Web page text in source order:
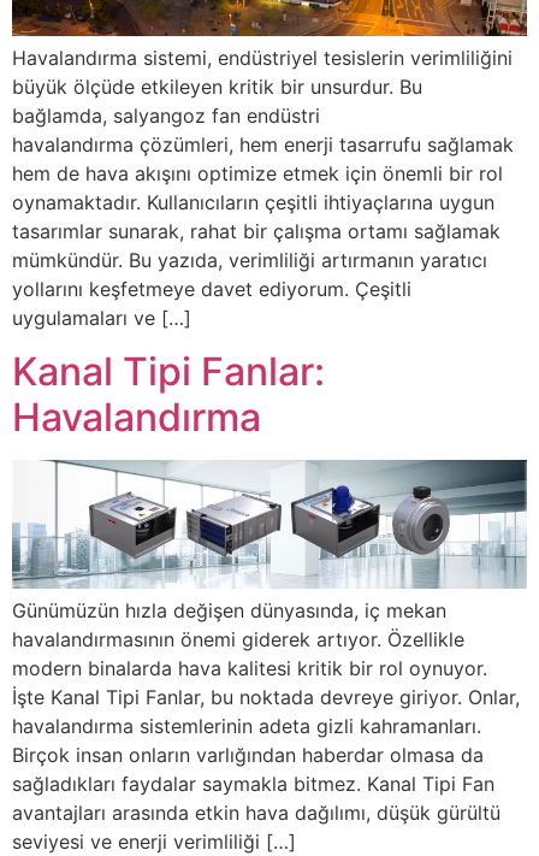
Havalandırma sistemi, endüstriyel tesislerin verimliliğini
büyük ölçüde etkileyen kritik bir unsurdur. Bu
bağlamda, salyangoz fan endüstri
havalandırma çözümleri, hem enerji tasarrufu sağlamak
hem de hava akışını optimize etmek için önemli bir rol
oynamaktadır. Kullanıcıların çeşitli ihtiyaçlarına uygun
tasarımlar sunarak, rahat bir çalışma ortamı sağlamak
mümkündür. Bu yazıda, verimliliği artırmanın yaratıcı
yollarını keşfetmeye davet ediyorum. Çeşitli
uygulamaları ve […]
Kanal Tipi Fanlar:
Havalandırma
Günümüzün hızla değişen dünyasında, iç mekan
havalandırmasının önemi giderek artıyor. Özellikle
modern binalarda hava kalitesi kritik bir rol oynuyor.
İşte Kanal Tipi Fanlar, bu noktada devreye giriyor. Onlar,
havalandırma sistemlerinin adeta gizli kahramanları.
Birçok insan onların varlığından haberdar olmasa da
sağladıkları faydalar saymakla bitmez. Kanal Tipi Fan
avantajları arasında etkin hava dağılımı, düşük gürültü
seviyesi ve enerji verimliliği […]